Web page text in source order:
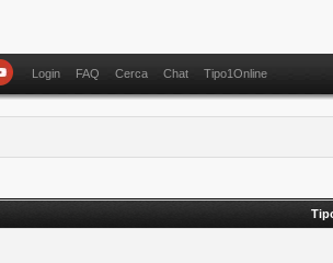
Login FAQ Cerca Chat Tipo1Online